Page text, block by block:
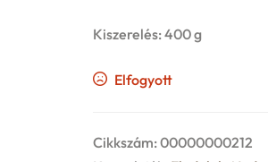
Kiszerelés: 400 g
Elfogyott
Cikkszám:00000000212